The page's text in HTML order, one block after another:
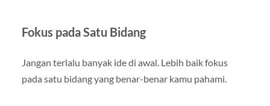
Fokus pada Satu Bidang
Jangan terlalu banyak ide di awal. Lebih baik fokus
pada satu bidang yang benar-benar kamu pahami.